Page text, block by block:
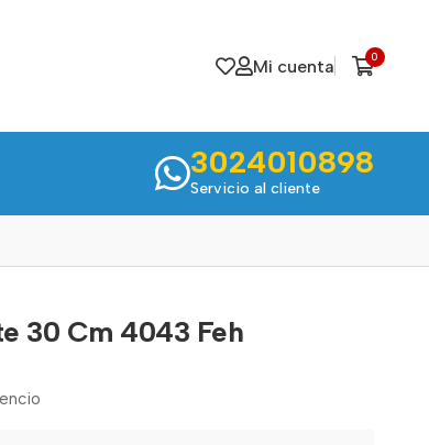
Mi cuenta 0
3024010898
Servicio al cliente
30 Cm 4043 Feh